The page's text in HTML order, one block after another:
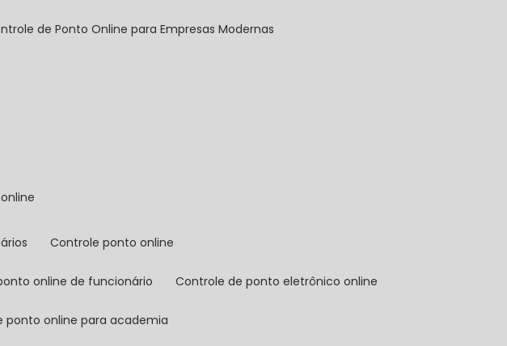
de Ponto Online para Empresas Modernas
controle ponto online
online de funcionário controle de ponto eletrônico online
ponto online para academia